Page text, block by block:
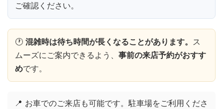
ご確認ください。
🕐 混雑時は待ち時間が長くなることがあります。 ス
ムーズにご案内できるよう、 事前の来店予約がおすす
めです。
📍 お車でのご来店も可能です。駐車場をご利用くださ